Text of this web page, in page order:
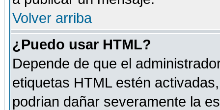
Volver arriba
¿Puedo usar HTML?
Depende de que el
etiquetas HTML estén
podrian dañar severamente la